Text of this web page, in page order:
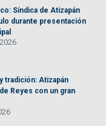
Síndica de Atizapán
durante presentación
tradición: Atizapán
Reyes con un gran